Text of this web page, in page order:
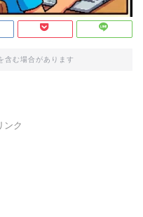
含む場合があります
ンク